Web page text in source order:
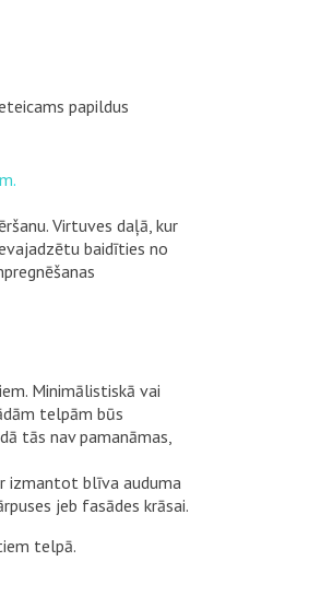
papildus
.
Virtuves daļā, kur
baidīties no
Minimālistiskā vai
telpām būs
tās nav pamanāmas,
izmantot blīva auduma
jeb fasādes krāsai.
telpā.